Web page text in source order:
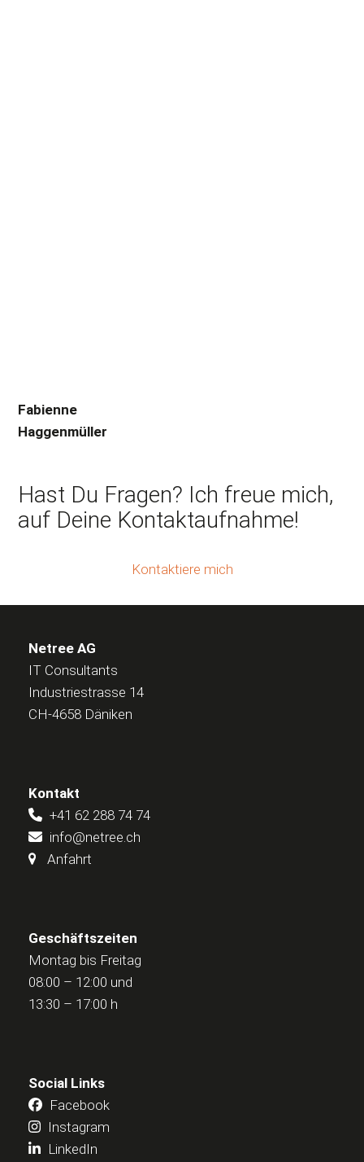
Fabienne
Haggenmüller
Hast Du Fragen? Ich freue mich,
auf Deine Kontaktaufnahme!
Kontaktiere mich
Netree AG
IT Consultants
Industriestrasse 14
CH-4658 Däniken
Kontakt
+41 62 288 74 74
info@netree.ch
Anfahrt
Geschäftszeiten
Montag bis Freitag
08:00 – 12:00 und
13:30 – 17:00 h
Social Links
Facebook
Instagram
LinkedIn